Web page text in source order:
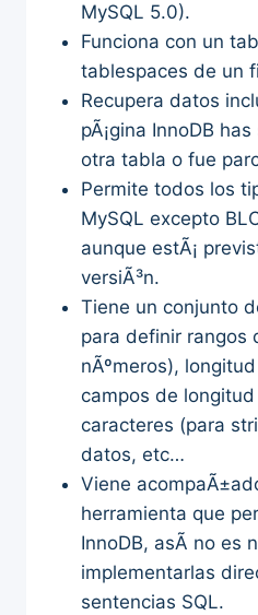
MySQL 5.0).
Funciona con un
tablespaces de un
Recupera datos
pÃ¡gina InnoDB
otra tabla o fue
Permite todos los
MySQL excepto
aunque estÃ¡
versiÃ³n.
Tiene un conjunto
para definir rangos
nÃºmeros),
campos de
caracteres (para
datos, etc…
Viene
herramienta que
InnoDB, asÃ­ no es
implementarlas
sentencias SQL.